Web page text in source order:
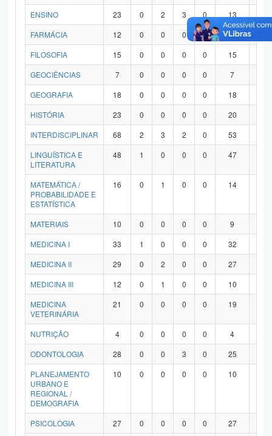
ENSINO
23 0 2 3 0 13
FARMÁCIA
12 0 0 0 0 12
FILOSOFIA
15 0 0 0 0 15
GEOCIÊNCIAS
7 0 0 0 0 7
GEOGRAFIA
18 0 0 0 0 18
HISTÓRIA
23 0 0 0 0 20
INTERDISCIPLINAR
68 2 3 2 0 53
LINGUÍSTICA E
LITERATURA
48 1 0 0 0 47
MATEMÁTICA /
PROBABILIDADE E
ESTATÍSTICA
16 0 1 0 0 14
MATERIAIS 10 0 0 0 0 9
MEDICINA I
33 1 0 0 0 32
MEDICINA II
29 0 2 0 0 27
MEDICINA III
12 0 1 0 0 10
MEDICINA
VETERINÁRIA
21 0 0 0 0 19
NUTRIÇÃO 4 0 0 0 0 4
ODONTOLOGIA
28 0 0 3 0 25
PLANEJAMENTO
URBANO E
REGIONAL /
DEMOGRAFIA
10 0 0 0 0 10
PSICOLOGIA 27 0 0 0 0 27